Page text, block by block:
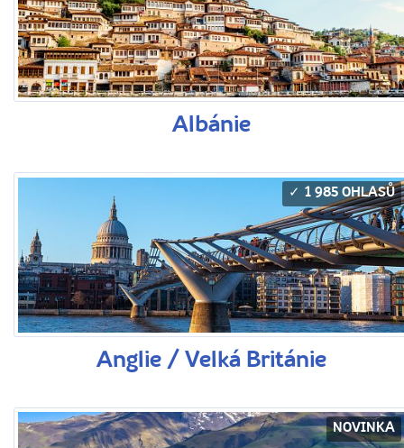
Albánie
1 985 OHLASŮ
Anglie / Velká Británie
NOVINKA